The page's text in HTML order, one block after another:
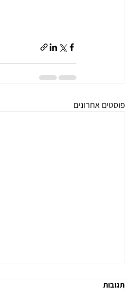
פוסטים אחרונים
תגובות